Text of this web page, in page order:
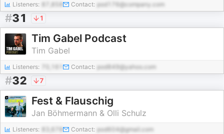
Listeners: Contact: pod176@company.com
#31 1
Tim Gabel Podcast
Tim Gabel
Listeners: Contact: pod849@yahoo.com
#32 7
Fest & Flauschig
Jan Böhmermann & Olli Schulz
Listeners: Contact: pod604@gmail.com